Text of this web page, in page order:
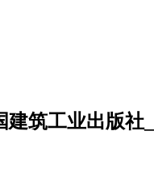
筑工业出版社